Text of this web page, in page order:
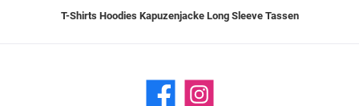
T-Shirts Hoodies Kapuzenjacke Long Sleeve Tassen